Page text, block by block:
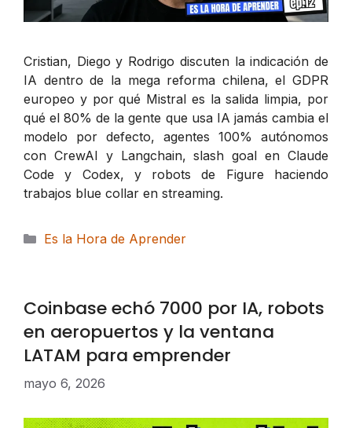
Cristian, Diego y Rodrigo discuten la indicación de
IA dentro de la mega reforma chilena, el GDPR
europeo y por qué Mistral es la salida limpia, por
qué el 80% de la gente que usa IA jamás cambia el
modelo por defecto, agentes 100% autónomos
con CrewAI y Langchain, slash goal en Claude
Code y Codex, y robots de Figure haciendo
trabajos blue collar en streaming.
Categorías
Es la Hora de Aprender
Coinbase echó 7000 por IA, robots
en aeropuertos y la ventana
LATAM para emprender
mayo 6, 2026